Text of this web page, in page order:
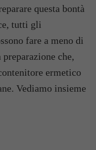
questa bontà
tutti gli
fare a meno di
che,
ermetico
Vediamo insieme